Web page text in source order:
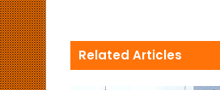
Related Articles